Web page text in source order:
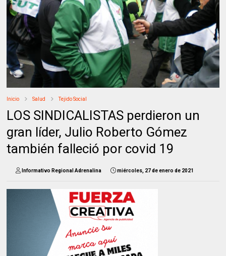
Inicio Salud Tejido Social
LOS SINDICALISTAS perdieron un
gran líder, Julio Roberto Gómez
también falleció por covid 19
Informativo Regional Adrenalina miércoles, 27 de enero de 2021